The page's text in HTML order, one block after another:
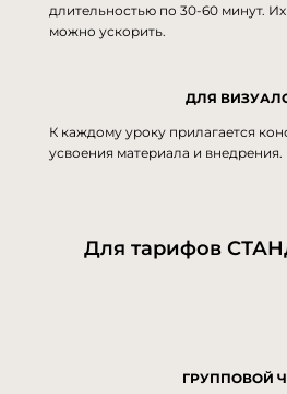
длительностью по 30-60 минут.
можно ускорить.
ДЛЯ
К каждому уроку прилагается
усвоения материала и внедрения.
Для тарифов
ГРУППОВОЙ